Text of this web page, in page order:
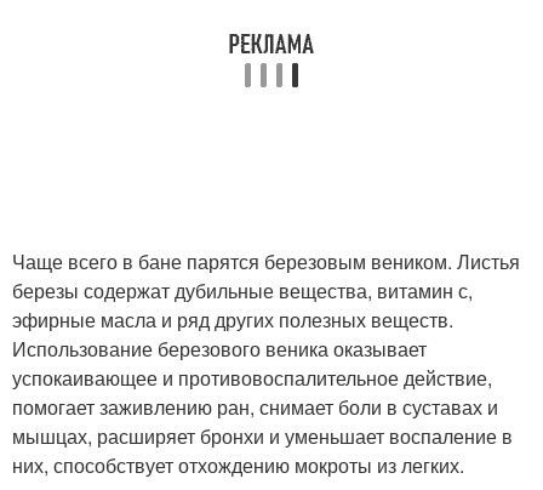
Чаще всего в бане парятся березовым веником. Листья
березы содержат дубильные вещества, витамин с,
эфирные масла и ряд других полезных веществ.
Использование березового веника оказывает
успокаивающее и противовоспалительное действие,
помогает заживлению ран, снимает боли в суставах и
мышцах, расширяет бронхи и уменьшает воспаление в
них, способствует отхождению мокроты из легких.